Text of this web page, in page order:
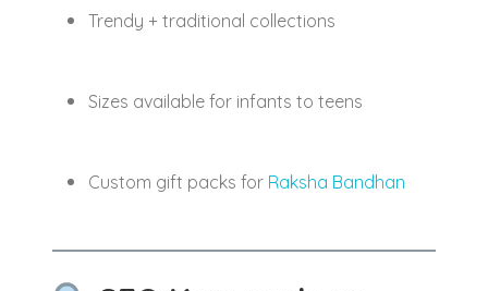
Trendy + traditional collections
Sizes available for infants to teens
Custom gift packs for Raksha Bandhan